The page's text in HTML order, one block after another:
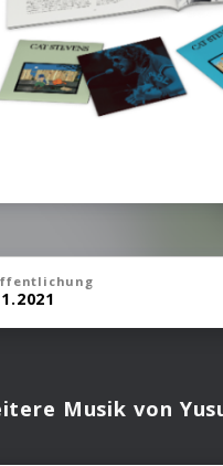
Musik von